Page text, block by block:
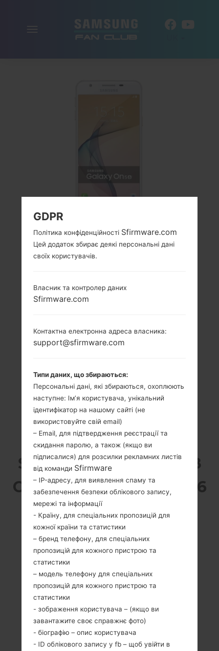
SAMSUNG SM-G5528 З
СЕРІЇ GALAXY ON5 2016
4G+
5.0 дюйма (~69%
співвідношення
екрану до тіла)
720 x 1280 пікселів
пікселів на дюйм)
1.4Ghz Qualcomm
Snapdragon 425
2GB
GDPR
Політика конфіденційності Sfirmware.com
Цей додаток збирає деякі персональні дані
своїх користувачів.
Власник та контролер даних
Sfirmware.com
Контактна електронна адреса власника:
support@sfirmware.com
Типи даних, що збираються:
Персональні дані, які збираються, охоплюють
наступне: Ім’я користувача, унікальний
ідентифікатор на нашому сайті (не
використовуйте свій email)
– Email, для підтвердження реєстрації та
скидання паролю, а також (якщо ви
підписалися) для розсилки рекламних листів
від команди Sfirmware
– IP-адресу, для виявлення спаму та
забезпечення безпеки облікового запису,
мережі та інформації
- Країну, для спеціальних пропозицій для
кожної країни та статистики
– бренд телефону, для спеціальних
пропозицій для кожного пристрою та
статистики
– модель телефону для спеціальних
пропозицій для кожного пристрою та
статистики
- зображення користувача – (якщо ви
завантажите своє справжнє фото)
- біографію – опис користувача
- ID облікового запису у fb – щоб увійти в